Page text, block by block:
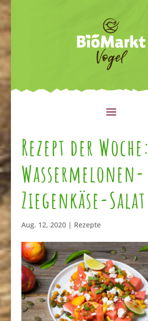
Rezept der Woche:
Wassermelonen-
Ziegenkäse-Salat
Aug. 12, 2020| Rezepte